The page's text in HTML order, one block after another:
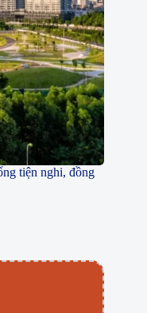
tiện nghi, đồng